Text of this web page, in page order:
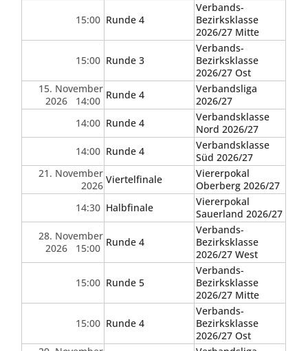
15:00 Runde 4
Verbands-
Bezirksklasse
2026/27 Mitte
15:00 Runde 3
Verbands-
Bezirksklasse
2026/27 Ost
15. November
2026 14:00 Runde 4
Verbandsliga
2026/27
14:00 Runde 4
Verbandsklasse
Nord 2026/27
14:00 Runde 4
Verbandsklasse
Süd 2026/27
21. November
2026 Viertelfinale
Viererpokal
Oberberg 2026/27
14:30 Halbfinale
Viererpokal
Sauerland 2026/27
28. November
2026 15:00 Runde 4
Verbands-
Bezirksklasse
2026/27 West
15:00 Runde 5
Verbands-
Bezirksklasse
2026/27 Mitte
15:00 Runde 4
Verbands-
Bezirksklasse
2026/27 Ost